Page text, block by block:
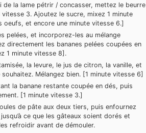
de la lame pétrir / concasser, mettez le beurre
vitesse 3. Ajoutez le sucre, mixez 1 minute
oeufs, et encore une minute vitesse 6.]
pelées, et incorporez-les au mélange
directement les bananes pelées coupées en
1 minute vitesse 8].
la levure, le jus de citron, la vanille, et
Mélangez bien. [1 minute vitesse 6]
la banane restante coupée en dés, puis
[1 minute vitesse 3.]
de pâte aux deux tiers, puis enfournez
ce que les gâteaux soient dorés et
refroidir avant de démouler.